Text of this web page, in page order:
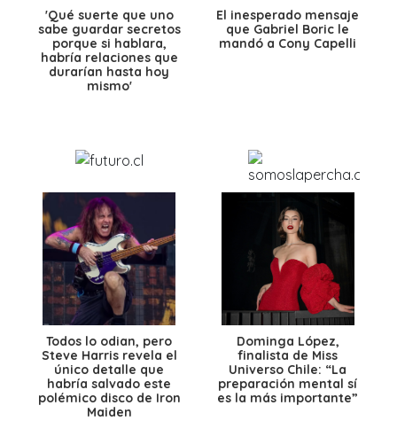
'Qué suerte que uno
sabe guardar secretos
porque si hablara,
habría relaciones que
durarían hasta hoy
mismo'
El inesperado mensaje
que Gabriel Boric le
mandó a Cony Capelli
Todos lo odian, pero
Steve Harris revela el
único detalle que
habría salvado este
polémico disco de Iron
Maiden
Dominga López,
finalista de Miss
Universo Chile: “La
preparación mental sí
es la más importante”